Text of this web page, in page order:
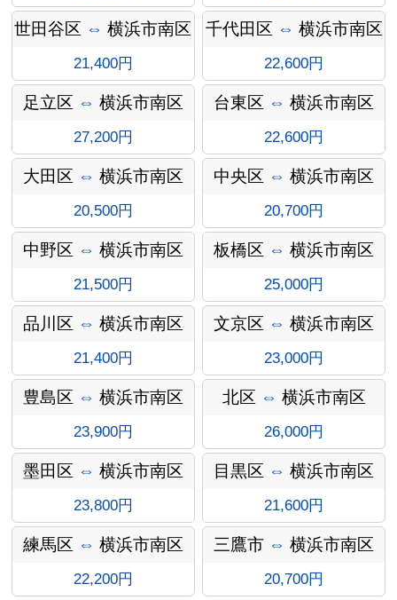
ン料金
インフォ
メーショ
ン
世田谷区 ⇔ 横浜市南区
21,400円
千代田区 ⇔ 横浜市南区
22,600円
足立区 ⇔ 横浜市南区
27,200円
台東区 ⇔ 横浜市南区
22,600円
大田区 ⇔ 横浜市南区
20,500円
中央区 ⇔ 横浜市南区
20,700円
中野区 ⇔ 横浜市南区
21,500円
板橋区 ⇔ 横浜市南区
25,000円
品川区 ⇔ 横浜市南区
21,400円
文京区 ⇔ 横浜市南区
23,000円
豊島区 ⇔ 横浜市南区
23,900円
北区 ⇔ 横浜市南区
26,000円
墨田区 ⇔ 横浜市南区
23,800円
目黒区 ⇔ 横浜市南区
21,600円
練馬区 ⇔ 横浜市南区
22,200円
三鷹市 ⇔ 横浜市南区
20,700円